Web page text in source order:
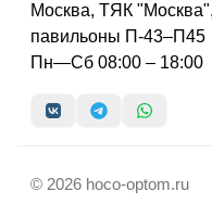
Москва, ТЯК
павильоны П-43–П45
Пн—Сб 08:00 – 18:00
© 2026 hoco-optom.ru